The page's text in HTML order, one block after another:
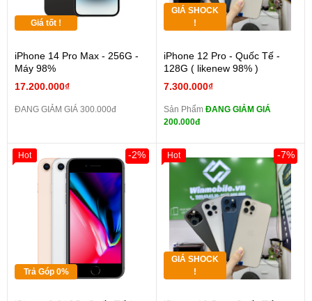
Giá tốt !
iPhone 14 Pro Max - 256G -
Máy 98%
17.200.000₫
ĐANG GIẢM GIÁ 300.000đ
GIÁ SHOCK
!
iPhone 12 Pro - Quốc Tế -
128G ( likenew 98% )
7.300.000₫
Sản Phẩm ĐANG GIẢM GIÁ
200.000đ
Trả Góp 0%
-2%
Hot
GIÁ SHOCK
!
-7%
Hot